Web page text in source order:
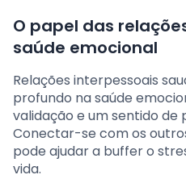
O papel das
saúde emocional
Relações interpessoais
profundo na saúde
validação e um sentido
Conectar-se com os
pode ajudar a buffer o
vida.